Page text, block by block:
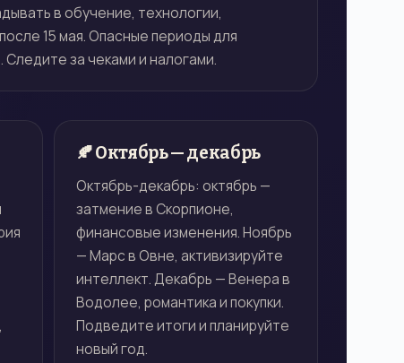
в обучение, технологии,
15 мая. Опасные периоды для
Следите за чеками и налогами.
🍂 Октябрь — декабрь
Октябрь-декабрь: октябрь —
затмение в Скорпионе,
финансовые изменения. Ноябрь
— Марс в Овне, активизируйте
интеллект. Декабрь — Венера в
Водолее, романтика и покупки.
Подведите итоги и планируйте
новый год.